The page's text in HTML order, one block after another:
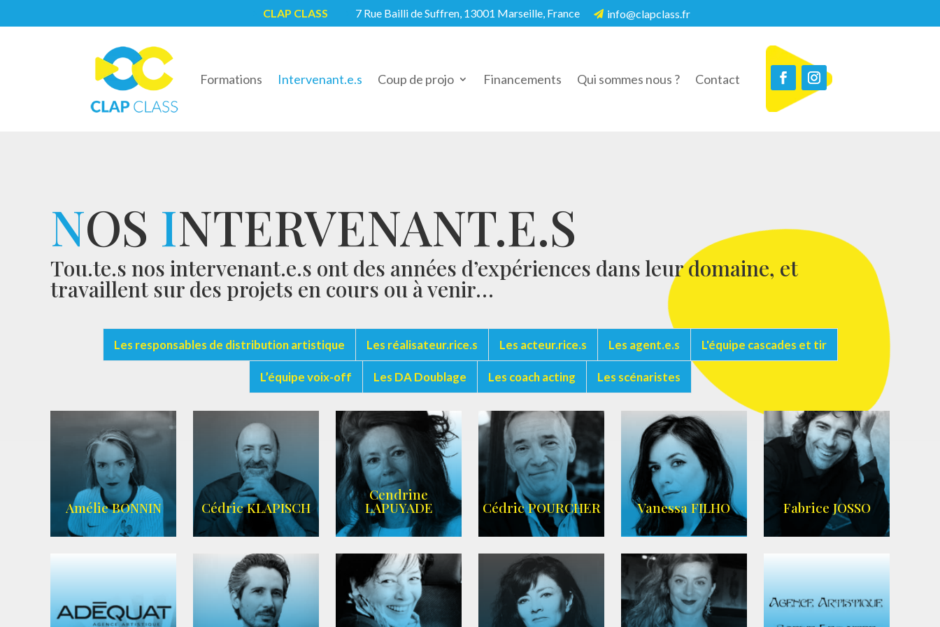
CLAP CLASS 7 Rue Bailli de Suffren, 13001 Marseille, France  info@clapclass.fr
Formations Intervenant.e.s Coup de projo Financements Qui sommes nous ? Contact
NOS INTERVENANT.E.S
Tou.te.s nos intervenant.e.s ont des années d’expériences dans leur domaine, et
travaillent sur des projets en cours ou à venir…
Les responsables de distribution artistique Les réalisateur.rice.s Les acteur.rice.s Les agent.e.s L'équipe cascades et tir
L’équipe voix-off Les DA Doublage Les coach acting Les scénaristes
Amélie BONNIN
WIKIPEDIA
|
SITE OFFICIEL|
Cédric KLAPISCH
Cendrine
LAPUYADE Cédric POURCHER
AGENCE ARC-
Vanessa FILHO Fabrice JOSSO